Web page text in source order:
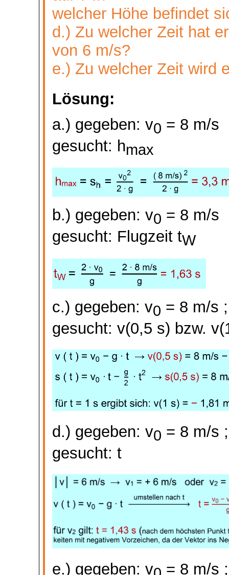
welcher Höhe befindet
d.) Zu welcher Zeit hat
von 6 m/s?
e.) Zu welcher Zeit wird
Lösung:
a.) gegeben: v0 = 8 m/s
gesucht: hmax
b.) gegeben: v0 = 8 m/s
gesucht: FlugzeittW
c.) gegeben: v0 = 8 m/s ;
gesucht:v(0,5 s) bzw.
d.) gegeben: v0 = 8 m/s ;
gesucht: t
e.) gegeben: v = 8 m/s ;